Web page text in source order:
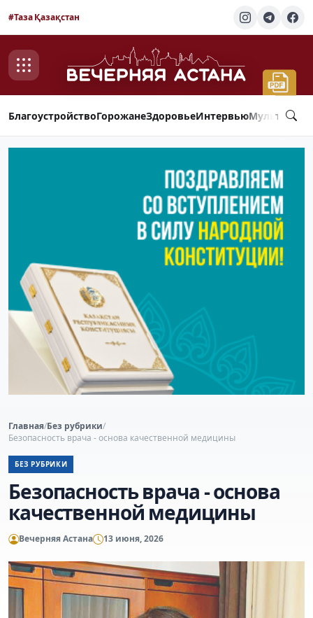
#Таза Қазақстан
БлагоустройствоГорожанеЗдоровьеИнтервью
Главная/Без рубрики/
Безопасность врача - основа качественной медицины
БЕЗ РУБРИКИ
Безопасность врача - основа
качественной медицины
Вечерняя Астана 13 июня, 2026